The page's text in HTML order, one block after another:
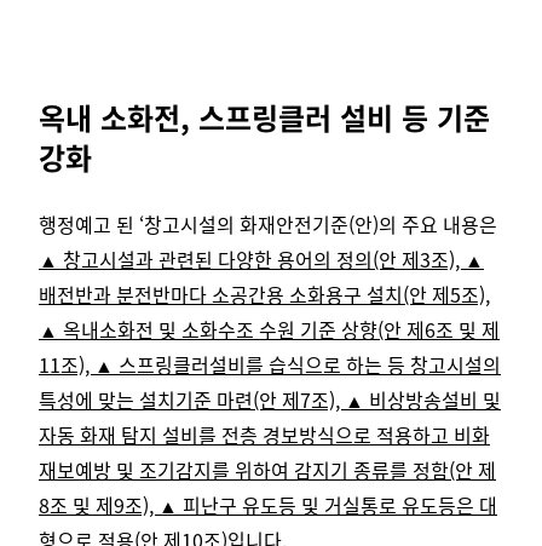
옥내 소화전, 스프링클러 설비 등 기준
강화
행정예고 된 ‘창고시설의 화재안전기준(안)의 주요 내용은
▲ 창고시설과 관련된 다양한 용어의 정의(안 제3조), ▲
배전반과 분전반마다 소공간용 소화용구 설치(안 제5조),
▲ 옥내소화전 및 소화수조 수원 기준 상향(안 제6조 및 제
11조), ▲ 스프링클러설비를 습식으로 하는 등 창고시설의
특성에 맞는 설치기준 마련(안 제7조), ▲ 비상방송설비 및
자동 화재 탐지 설비를 전층 경보방식으로 적용하고 비화
재보예방 및 조기감지를 위하여 감지기 종류를 정함(안 제
8조 및 제9조), ▲ 피난구 유도등 및 거실통로 유도등은 대
형으로 적용(안 제10조)입니다.